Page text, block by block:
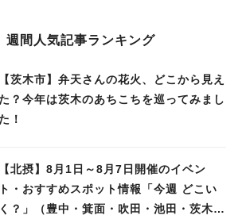
週間人気記事ランキング
【茨木市】弁天さんの花火、どこから見え
？今年は茨木のあちこちを巡ってみまし
！
【北摂】8月1日～8月7日開催のイベン
ト・おすすめスポット情報「今週 どこい
く？」（豊中・箕面・吹田・池田・茨木・